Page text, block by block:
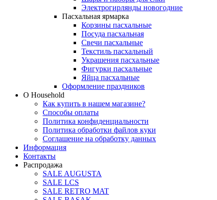
Электрогирлянды новогодние
Пасхальная ярмарка
Корзины пасхальные
Посуда пасхальная
Свечи пасхальные
Текстиль пасхальный
Украшения пасхальные
Фигурки пасхальные
Яйца пасхальные
Оформление праздников
О Household
Как купить в нашем магазине?
Способы оплаты
Политика конфиденциальности
Политика обработки файлов куки
Соглашение на обработку данных
Информация
Контакты
Распродажа
SALE AUGUSTA
SALE LCS
SALE RETRO MAT